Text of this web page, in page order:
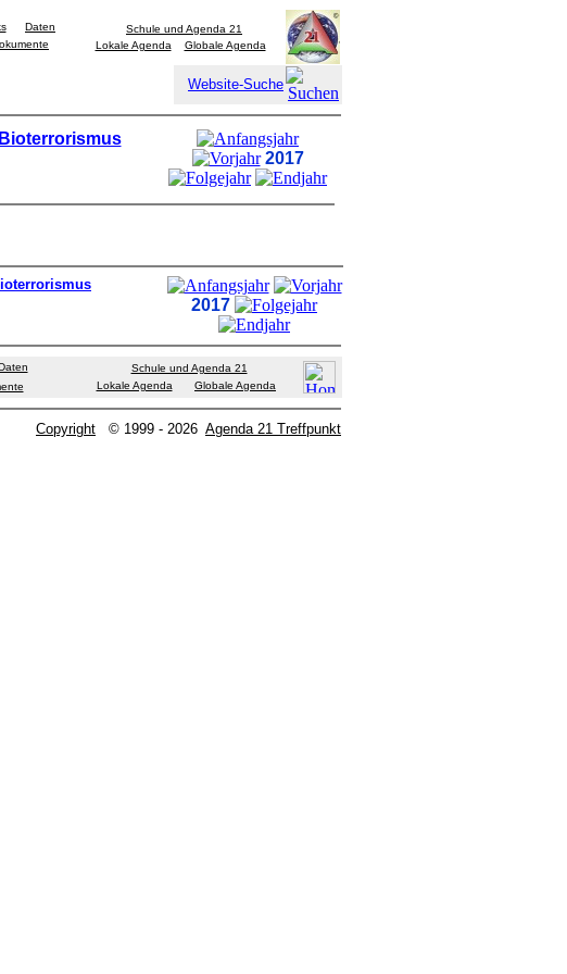
Daten
Schule und Agenda 21
Lokale Agenda
Globale Agenda
Website-Suche
2017
2017
Schule und Agenda 21
Lokale Agenda
Globale Agenda
Copyright © 1999 - 2026 Agenda 21 Treffpunkt